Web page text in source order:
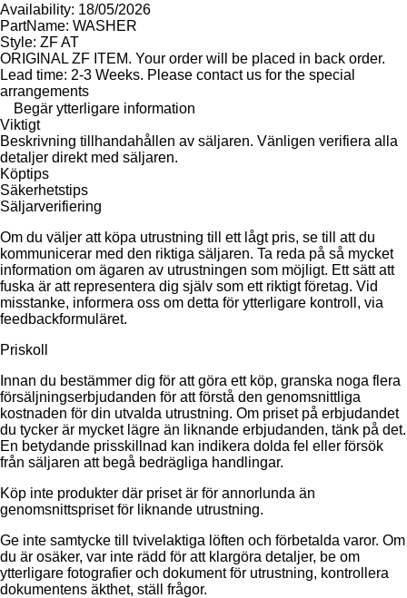
Availability: 18/05/2026
PartName: WASHER
Style: ZF AT
ORIGINAL ZF ITEM. Your order will be placed in back order.
Lead time: 2-3 Weeks. Please contact us for the special
arrangements
Begär ytterligare information
Viktigt
Beskrivning tillhandahållen av säljaren. Vänligen verifiera alla
detaljer direkt med säljaren.
Köptips
Säkerhetstips
Säljarverifiering
Om du väljer att köpa utrustning till ett lågt pris, se till att du
kommunicerar med den riktiga säljaren. Ta reda på så mycket
information om ägaren av utrustningen som möjligt. Ett sätt att
fuska är att representera dig själv som ett riktigt företag. Vid
misstanke, informera oss om detta för ytterligare kontroll, via
feedbackformuläret.
Priskoll
Innan du bestämmer dig för att göra ett köp, granska noga flera
försäljningserbjudanden för att förstå den genomsnittliga
kostnaden för din utvalda utrustning. Om priset på erbjudandet
du tycker är mycket lägre än liknande erbjudanden, tänk på det.
En betydande prisskillnad kan indikera dolda fel eller försök
från säljaren att begå bedrägliga handlingar.
Köp inte produkter där priset är för annorlunda än
genomsnittspriset för liknande utrustning.
Ge inte samtycke till tvivelaktiga löften och förbetalda varor. Om
du är osäker, var inte rädd för att klargöra detaljer, be om
ytterligare fotografier och dokument för utrustning, kontrollera
dokumentens äkthet, ställ frågor.